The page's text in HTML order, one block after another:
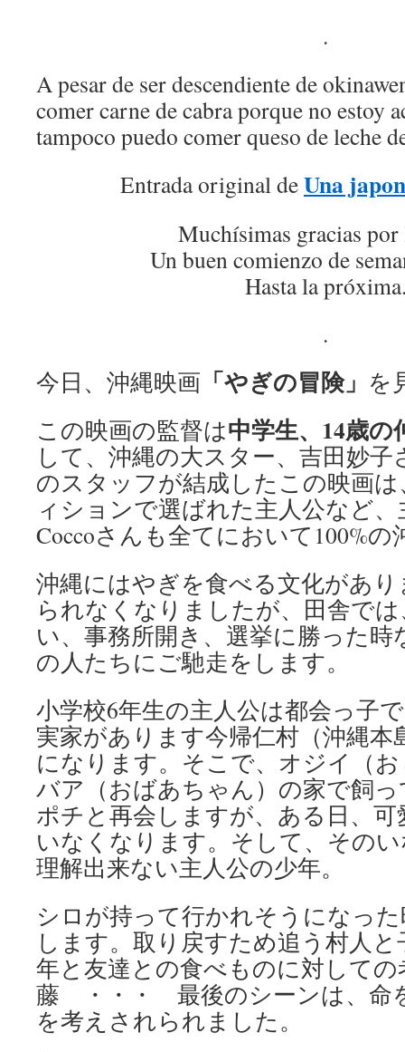
.
A pesar de ser descendiente de
comer carne de cabra porque no estoy
tampoco puedo comer queso de leche
Entrada original deUna
Muchísimas gracias por
Un buen comienzo de
Hasta la
.
今日、沖縄映画 「やぎの冒険」 を
この映画の監督は中学生、14歳の
して、沖縄の大スター、吉田妙
のスタッフが結成したこの映画
ィションで選ばれた主人公など
Coccoさんも全てにおいて100%の
沖縄にはやぎを食べる文化があ
られなくなりましたが、田舎で
い、事務所開き、選挙に勝った
の人たちにご馳走をします。
小学校6年生の主人公は都会っ子
実家があります今帰仁村（沖縄本
になります。そこで、オジイ（
バア（おばあちゃん）の家で飼
ポチと再会しますが、ある日、
いなくなります。そして、その
理解出来ない主人公の少年。
シロが持って行かれそうになっ
します。取り戻すため追う村人
年と友達との食べものに対しての
藤 ・・・ 最後のシーンは、命
を考えされられました。